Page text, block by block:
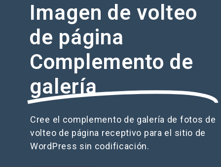
Imagen de volteo
de página
Complemento de
galería
Cree el complemento de galería de fotos de
volteo de página receptivo para el sitio de
WordPress sin codificación.